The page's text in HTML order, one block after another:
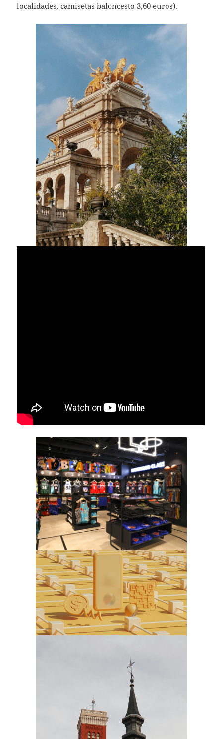
localidades,camisetas baloncesto 3,60 euros).